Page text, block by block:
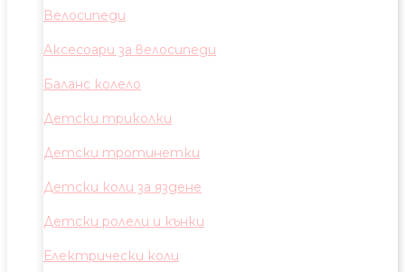
Велосипеди
Аксесоари за велосипеди
Баланс колело
Детски триколки
Детски тротинетки
Детски коли за яздене
Детски ролели и кънки
Електрически коли